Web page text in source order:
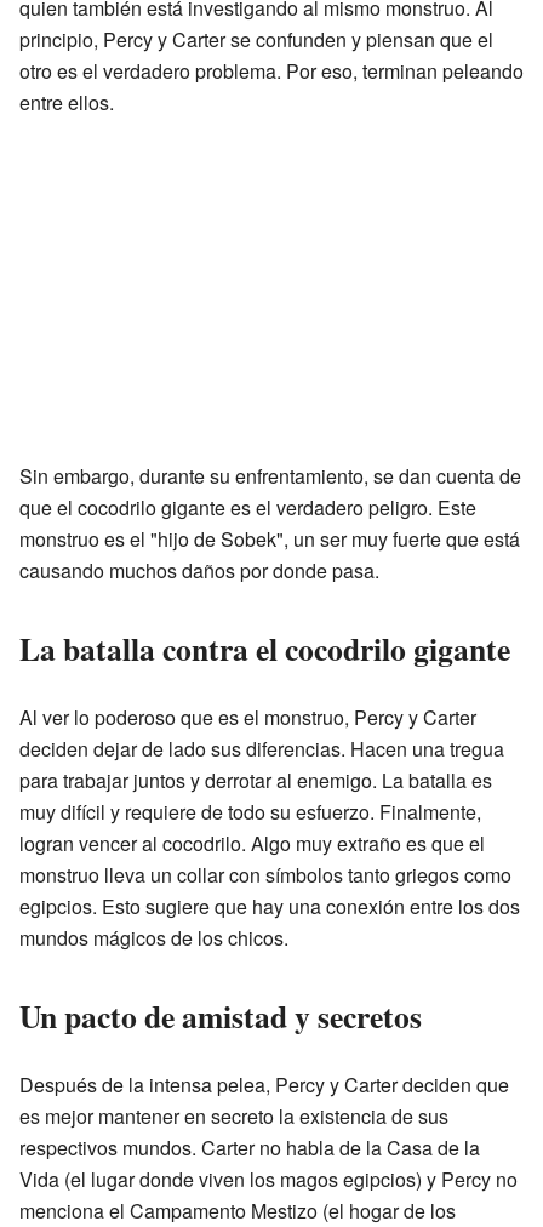
quien también está investigando al mismo monstruo. Al
principio, Percy y Carter se confunden y piensan que el
otro es el verdadero problema. Por eso, terminan peleando
entre ellos.
Sin embargo, durante su enfrentamiento, se dan cuenta de
que el cocodrilo gigante es el verdadero peligro. Este
monstruo es el "hijo de Sobek", un ser muy fuerte que está
causando muchos daños por donde pasa.
La batalla contra el cocodrilo gigante
Al ver lo poderoso que es el monstruo, Percy y Carter
deciden dejar de lado sus diferencias. Hacen una tregua
para trabajar juntos y derrotar al enemigo. La batalla es
muy difícil y requiere de todo su esfuerzo. Finalmente,
logran vencer al cocodrilo. Algo muy extraño es que el
monstruo lleva un collar con símbolos tanto griegos como
egipcios. Esto sugiere que hay una conexión entre los dos
mundos mágicos de los chicos.
Un pacto de amistad y secretos
Después de la intensa pelea, Percy y Carter deciden que
es mejor mantener en secreto la existencia de sus
respectivos mundos. Carter no habla de la Casa de la
Vida (el lugar donde viven los magos egipcios) y Percy no
menciona el Campamento Mestizo (el hogar de los